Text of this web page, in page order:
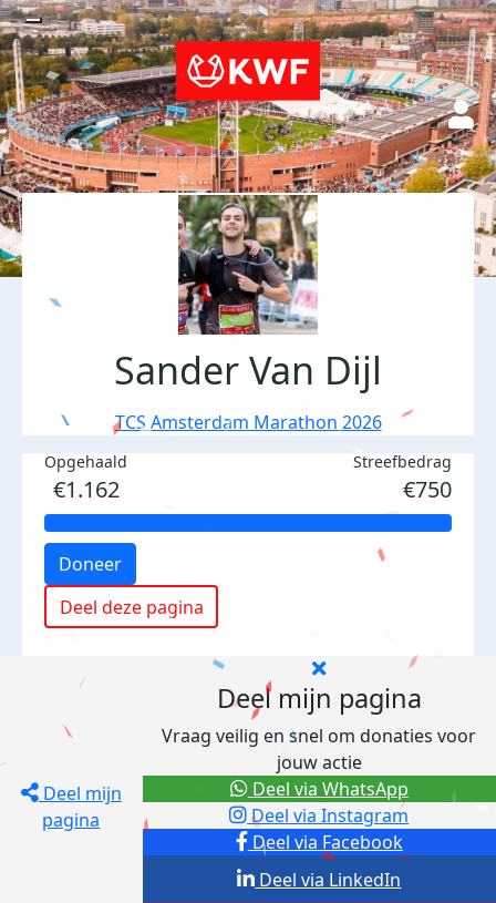
Sander Van Dijl
TCS Amsterdam Marathon 2026
Opgehaald
€1.162
Streefbedrag
€750
Doneer
Deel deze pagina
Deel mijn
pagina
Deel mijn pagina
Vraag veilig en snel om donaties voor
jouw actie
Deel via Facebook
Deel via Instagram
Deel via LinkedIn
Deel via WhatsApp